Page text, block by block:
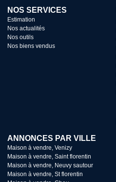
NOS SERVICES
Estimation
Nos actualités
Nos outils
Nos biens vendus
ANNONCES PAR VILLE
Maison à vendre, Venizy
Maison à vendre, Saint florentin
Maison à vendre, Neuvy sautour
Maison à vendre, St florentin